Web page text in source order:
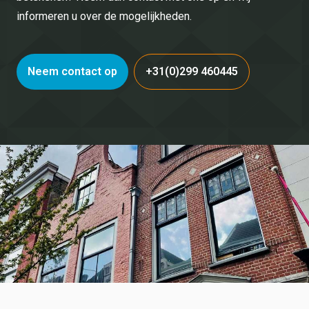
informeren u over de mogelijkheden.
Neem contact op +31(0)299 460445